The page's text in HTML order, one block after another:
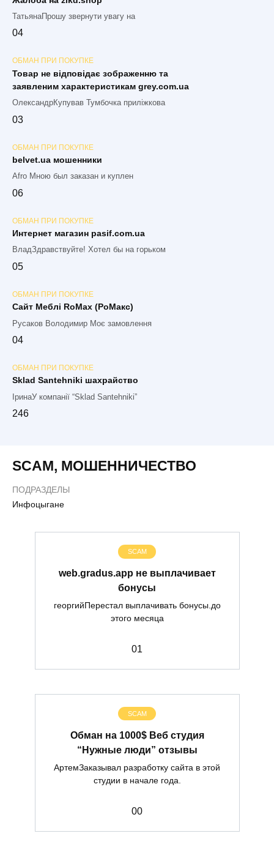
ТатьянаПрошу звернути увагу на
04
ОБМАН ПРИ ПОКУПКЕ
Товар не відповідає зображенню та
заявленим характеристикам grey.com.ua
ОлександрКупував Тумбочка приліжкова
03
ОБМАН ПРИ ПОКУПКЕ
belvet.ua мошенники
Afro Мною был заказан и куплен
06
ОБМАН ПРИ ПОКУПКЕ
Интернет магазин pasif.com.ua
ВладЗдравствуйте! Хотел бы на горьком
05
ОБМАН ПРИ ПОКУПКЕ
Сайт Меблі RoMax (РоМакс)
Русаков Володимир Моє замовлення
04
ОБМАН ПРИ ПОКУПКЕ
Sklad Santehniki шахрайство
ІринаУ компанії “Sklad Santehniki”
246
SCAM, МОШЕННИЧЕСТВО
ПОДРАЗДЕЛЫ
Инфоцыгане
SCAM
web.gradus.app не выплачивает
бонусы
георгийПерестал выплачивать бонусы.до
этого месяца
01
SCAM
Обман на 1000$ Веб студия
“Нужные люди” отзывы
АртемЗаказывал разработку сайта в этой
студии в начале года.
00